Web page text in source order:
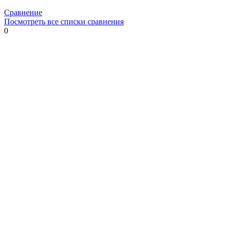
Сравнение
Посмотреть все списки сравнения
0